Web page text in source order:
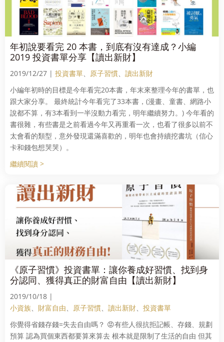
年初說要看完 20 本書，到底有沒有達成？小編
2019 投資書單分享【讀出新財】
2019/12/27 | 投資書單、 原子習慣、 讀出新財
小編年初時的目標是今年看完20本書，年末來整理今年的書單，也
跟大家分享。 最終統計今年看完了33本書，(漫畫、童書、網路小
說都不算，有3本看到一半沒動力看完，明年繼續努力。) 今年看的
書很雜，有些書是之前看過今年又再重看一次，也看了很多以前不
太會看的類型，意外發現還滿喜歡的，明年也會持續挖書坑（信心
卡和錢包想哭哭）。
繼續閱讀 >
《原子習慣》投資書單：讓你養成好習慣、找到身
分認同、獲得真正的財富自由【讀出新財】
2019/10/18 |
小資族、 財富自由、 原子習慣、 讀出新財、 投資書單
你覺得省錢存錢=失去自由嗎？ 😡有些人很抗拒記帳、存錢、規劃
預算 認為買個東西都要算來算去 根本就是限制了生活的自由 但其